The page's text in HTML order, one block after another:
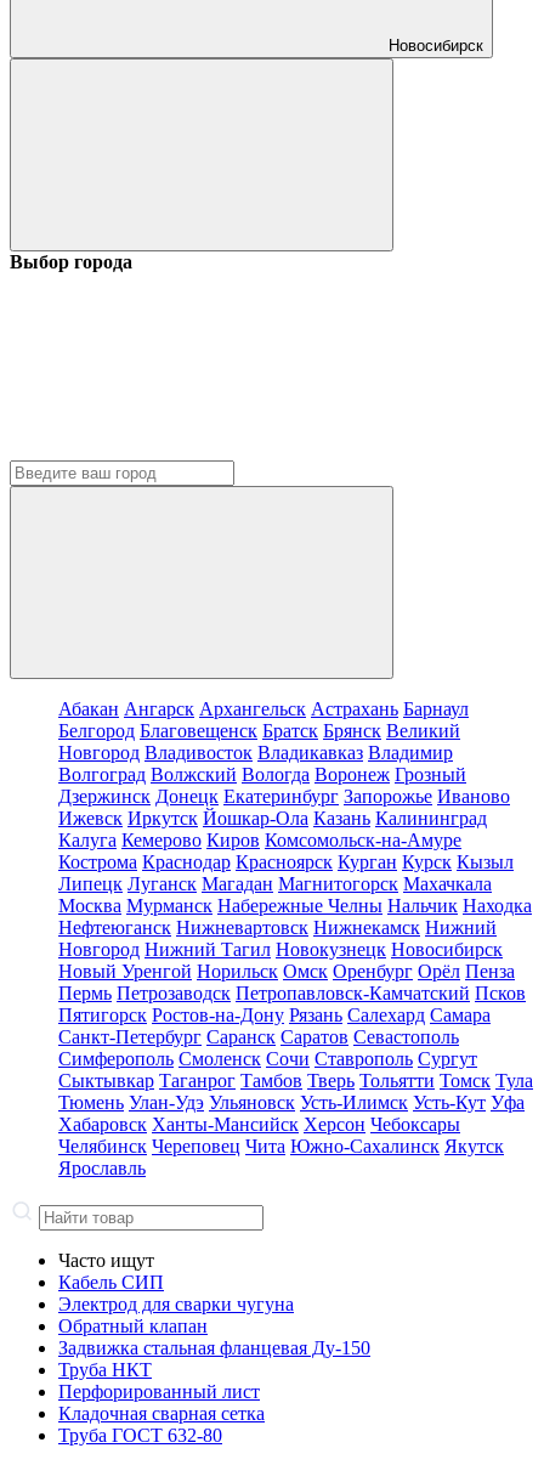
Новосибирск
Выбор города
Абакан Ангарск Архангельск Астрахань Барнаул
Белгород Благовещенск Братск Брянск Великий
Новгород Владивосток Владикавказ Владимир
Волгоград Волжский Вологда Воронеж Грозный
Дзержинск Донецк Екатеринбург Запорожье Иваново
Ижевск Иркутск Йошкар-Ола Казань Калининград
Калуга Кемерово Киров Комсомольск-на-Амуре
Кострома Краснодар Красноярск Курган Курск Кызыл
Липецк Луганск Магадан Магнитогорск Махачкала
Москва Мурманск Набережные Челны Нальчик Находка
Нефтеюганск Нижневартовск Нижнекамск Нижний
Новгород Нижний Тагил Новокузнецк Новосибирск
Новый Уренгой Норильск Омск Оренбург Орёл Пенза
Пермь Петрозаводск Петропавловск-Камчатский Псков
Пятигорск Ростов-на-Дону Рязань Салехард Самара
Санкт-Петербург Саранск Саратов Севастополь
Симферополь Смоленск Сочи Ставрополь Сургут
Сыктывкар Таганрог Тамбов Тверь Тольятти Томск Тула
Тюмень Улан-Удэ Ульяновск Усть-Илимск Усть-Кут Уфа
Хабаровск Ханты-Мансийск Херсон Чебоксары
Челябинск Череповец Чита Южно-Сахалинск Якутск
Ярославль
Часто ищут
Кабель СИП
Электрод для сварки чугуна
Обратный клапан
Задвижка стальная фланцевая Ду-150
Труба НКТ
Перфорированный лист
Кладочная сварная сетка
Труба ГОСТ 632-80